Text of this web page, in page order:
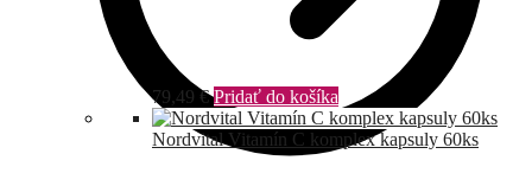
79,49 € Pridať do košíka
Nordvital Vitamín C komplex kapsuly 60ks